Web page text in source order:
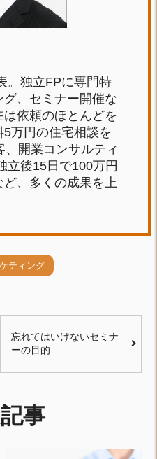
。独立FPに専門特
、セミナー開催な
依頼のほとんどを
万円の住宅相談を
開業コンサルティ
立後15日で100万円
、多くの成果を上
ティング
忘れてはいけないセミナ
ーの目的
事